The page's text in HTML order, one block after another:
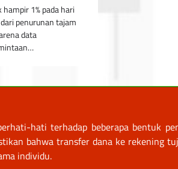
1% pada hari
penurunan tajam
data
hati terhadap beberapa bentuk
bahwa transfer dana ke rekening
individu.